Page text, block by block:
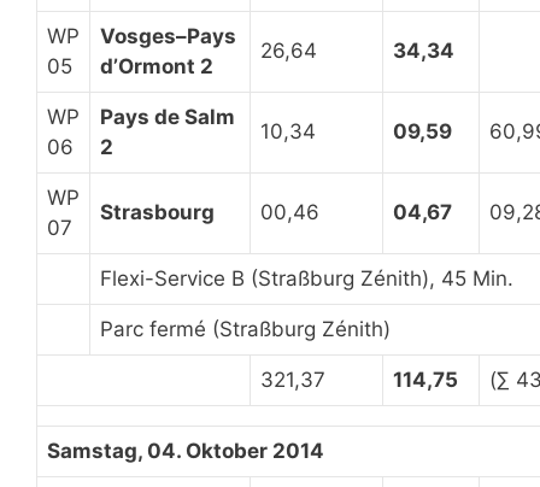
WP
05
Vosges–Pays
d’Ormont 2
26,64 34,34
WP
06
Pays de Salm
2
10,34 09,59
WP
07
Strasbourg 00,46 04,67
Flexi-Service B (Straßburg Zénith), 45 Min.
Parc fermé (Straßburg Zénith)
321,37 114,75 (∑
Samstag, 04. Oktober 2014